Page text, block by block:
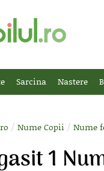
Sarcina Nastere
/ Nume Copii / Nume
1